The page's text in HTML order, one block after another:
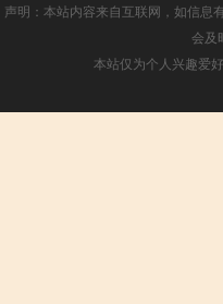
声明：本站内容来自互联网，如信息
会及
本站仅为个人兴趣爱